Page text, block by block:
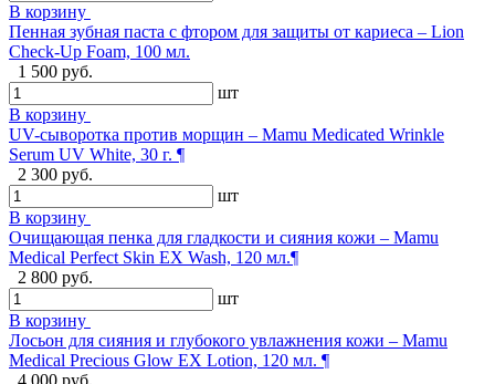
В корзину
Пенная зубная паста с фтором для защиты от кариеса – Lion
Check-Up Foam, 100 мл.
1 500 руб.
шт
В корзину
UV-сыворотка против морщин – Mamu Medicated Wrinkle
Serum UV White, 30 г. ¶
2 300 руб.
шт
В корзину
Очищающая пенка для гладкости и сияния кожи – Mamu
Medical Perfect Skin EX Wash, 120 мл.¶
2 800 руб.
шт
В корзину
Лосьон для сияния и глубокого увлажнения кожи – Mamu
Medical Precious Glow EX Lotion, 120 мл. ¶
4 000 руб.